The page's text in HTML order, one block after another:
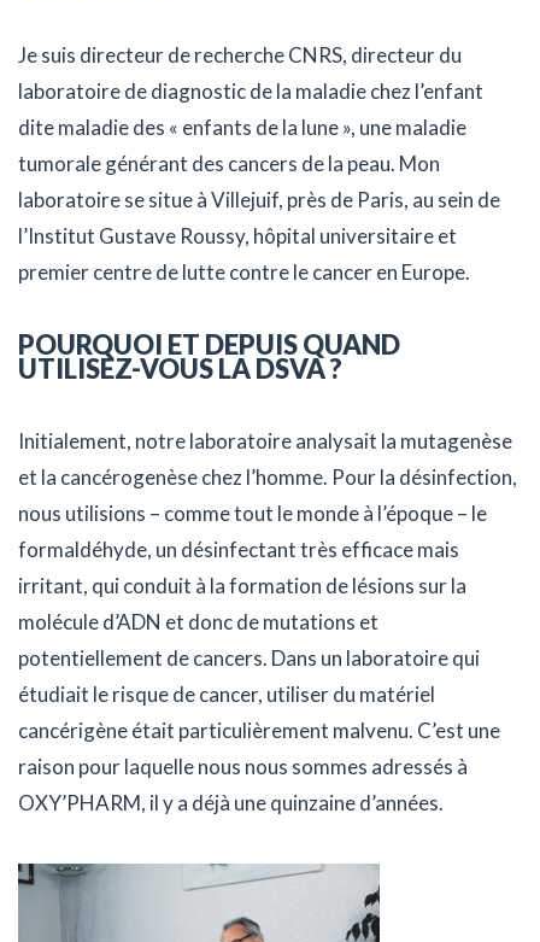
Je suis directeur de recherche CNRS, directeur du
laboratoire de diagnostic de la maladie chez l’enfant
dite maladie des « enfants de la lune », une maladie
tumorale générant des cancers de la peau. Mon
laboratoire se situe à Villejuif, près de Paris, au sein de
l’Institut Gustave Roussy, hôpital universitaire et
premier centre de lutte contre le cancer en Europe.
POURQUOI ET DEPUIS QUAND
UTILISEZ-VOUS LA DSVA ?
Initialement, notre laboratoire analysait la mutagenèse
et la cancérogenèse chez l’homme. Pour la désinfection,
nous utilisions – comme tout le monde à l’époque – le
formaldéhyde, un désinfectant très efficace mais
irritant, qui conduit à la formation de lésions sur la
molécule d’ADN et donc de mutations et
potentiellement de cancers. Dans un laboratoire qui
étudiait le risque de cancer, utiliser du matériel
cancérigène était particulièrement malvenu. C’est une
raison pour laquelle nous nous sommes adressés à
OXY’PHARM, il y a déjà une quinzaine d’années.